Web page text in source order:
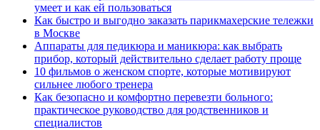
умеет и как ей пользоваться
Как быстро и выгодно заказать парикмахерские тележки
в Москве
Аппараты для педикюра и маникюра: как выбрать
прибор, который действительно сделает работу проще
10 фильмов о женском спорте, которые мотивируют
сильнее любого тренера
Как безопасно и комфортно перевезти больного:
практическое руководство для родственников и
специалистов